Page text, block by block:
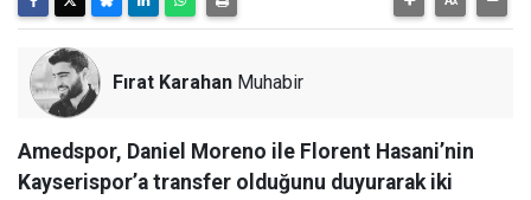
Fırat Karahan Muhabir
Amedspor, Daniel Moreno ile Florent Hasani’nin
Kayserispor’a transfer olduğunu duyurarak iki